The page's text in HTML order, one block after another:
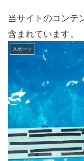
当サイトのコンテ
含まれています。
スポーツ